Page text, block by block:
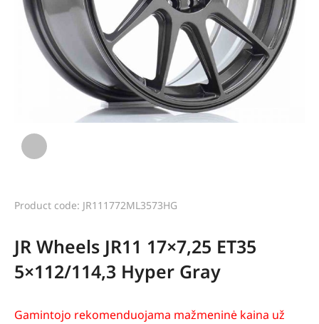
Product code: JR111772ML3573HG
JR Wheels JR11 17×7,25 ET35
5×112/114,3 Hyper Gray
Gamintojo rekomenduojama mažmeninė kaina už